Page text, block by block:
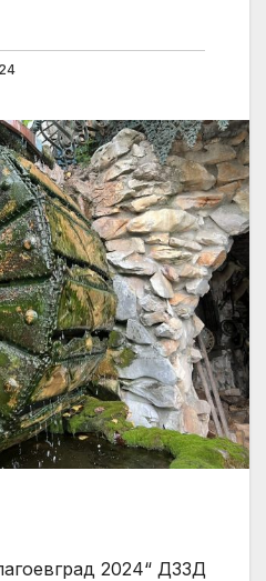
2024“ ДЗЗД